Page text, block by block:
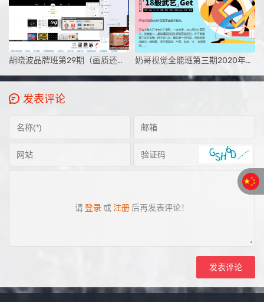
胡晓波品牌班第29期（画质还行有素材2020年6月新课） 奶哥视觉全能班第三期2020年5月【全套完整画质高清有课件】
发表评论
请登录 或 注册 后再发表评论！